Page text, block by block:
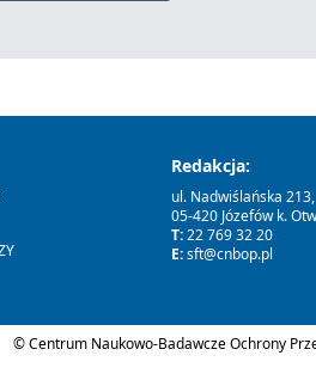
Redakcja:
ul. Nadwiślańska 213,
05-420 Józefów k.
T:22 769 32 20
E:sft@cnbop.pl
© Centrum Naukowo-Badawcze Ochrony